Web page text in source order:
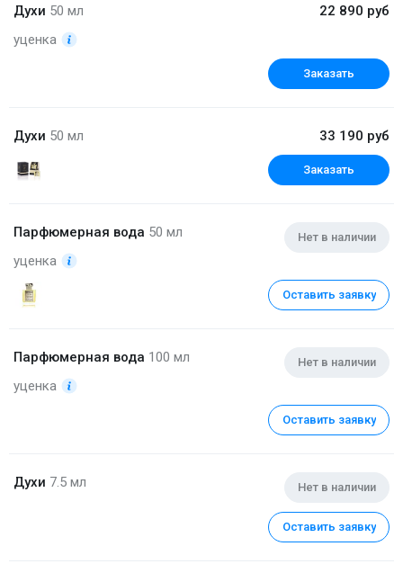
Духи 50 мл
уценка
22 890 руб
Заказать
Духи 50 мл 33 190 руб
Заказать
Парфюмерная вода 50 мл
уценка
Нет в наличии
Оставить заявку
Парфюмерная вода 100 мл
уценка
Нет в наличии
Оставить заявку
Духи 7.5 мл Нет в наличии
Оставить заявку